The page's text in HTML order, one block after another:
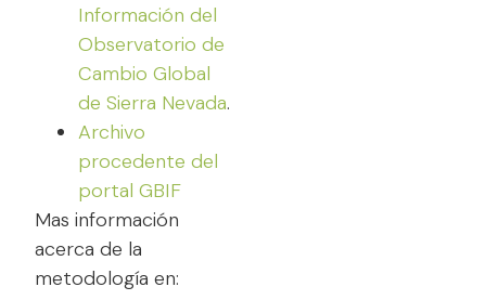
Información del
Observatorio de
Cambio Global
de Sierra Nevada.
Archivo
procedente del
portal GBIF
Mas información
acerca de la
metodología en: